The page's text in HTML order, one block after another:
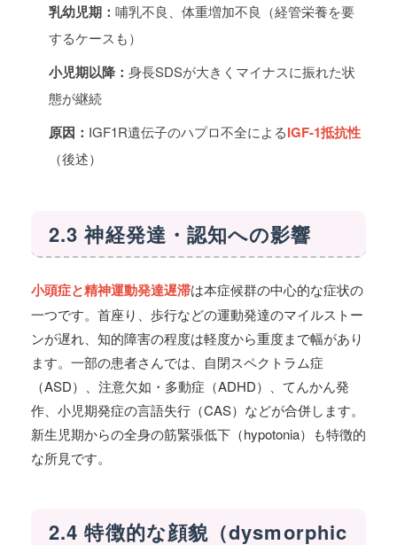
乳幼児期： 哺乳不良、体重増加不良（経管栄養を要
するケースも）
小児期以降： 身長SDSが大きくマイナスに振れた状
態が継続
原因： IGF1R遺伝子のハプロ不全によるIGF-1抵抗性
（後述）
2.3 神経発達・認知への影響
小頭症と精神運動発達遅滞は本症候群の中心的な症状の
一つです。首座り、歩行などの運動発達のマイルストー
ンが遅れ、知的障害の程度は軽度から重度まで幅があり
ます。一部の患者さんでは、自閉スペクトラム症
（ASD）、注意欠如・多動症（ADHD）、てんかん発
作、小児期発症の言語失行（CAS）などが合併します。
新生児期からの全身の筋緊張低下（hypotonia）も特徴的
な所見です。
2.4 特徴的な顔貌（dysmorphic